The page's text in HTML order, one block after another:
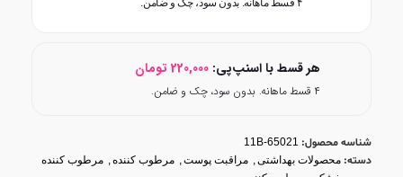
۴ قسط ماهانه. بدون سود، چک و ضامن.
هر قسط با اسنپ‌پی: 220,000 تومان
۴ قسط ماهانه. بدون سود، چک و ضامن.
شناسه محصول: 11B-65021
دسته: محصولات بهداشتی, مراقبت پوست, مرطوب کننده, مرطوب کننده